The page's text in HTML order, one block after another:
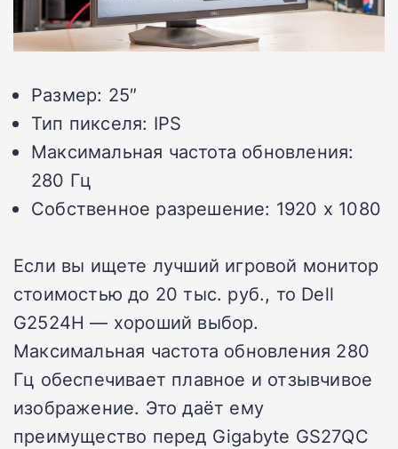
Размер: 25″
Тип пикселя: IPS
Максимальная частота обновления:
280 Гц
Собственное разрешение: 1920 x 1080
Если вы ищете лучший игровой монитор
стоимостью до 20 тыс. руб., то Dell
G2524H — хороший выбор.
Максимальная частота обновления 280
Гц обеспечивает плавное и отзывчивое
изображение. Это даёт ему
преимущество перед Gigabyte GS27QC